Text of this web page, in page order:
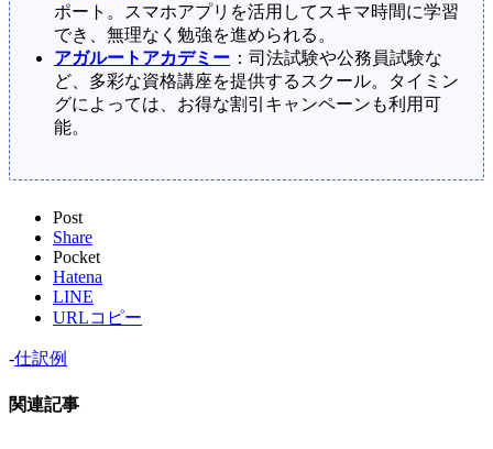
ポート。スマホアプリを活用してスキマ時間に学習
でき、無理なく勉強を進められる。
アガルートアカデミー ：司法試験や公務員試験な
ど、多彩な資格講座を提供するスクール。タイミン
グによっては、お得な割引キャンペーンも利用可
能。
Post
Share
Pocket
Hatena
LINE
URLコピー
-仕訳例
関連記事